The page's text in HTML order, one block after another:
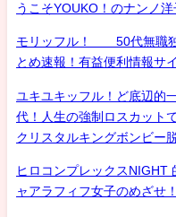
うこそYOUKO！のナンノ
モリッフル！ 50代無職独
とめ速報！有益便利情報
ユキユキッフル！ど底辺的
代！人生の強制ロスカット
クリスタルキングボンビー
ヒロコンプレックスNIGHT
ャアラフィフ女子のめざせ